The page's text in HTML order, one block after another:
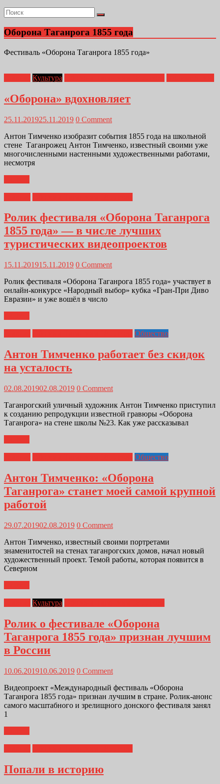
Оборона Таганрога 1855 года
Фестиваль «Оборона Таганрога 1855 года»
Культура
«Оборона» вдохновляет
25.11.201925.11.2019 0 Comment
Антон Тимченко изобразит события 1855 года на школьной
стене Таганрожец Антон Тимченко, известный своими уже
многочисленными настенными художественными работами,
несмотря
Ролик фестиваля «Оборона Таганрога
1855 года» — в числе лучших
туристических видеопроектов
15.11.201915.11.2019 0 Comment
Ролик фестиваля «Оборона Таганрога 1855 года» участвует в
онлайн-конкурсе «Народный выбор» кубка «Гран-При Диво
Евразии» и уже вошёл в число
Общество
Антон Тимченко работает без скидок
на усталость
02.08.201902.08.2019 0 Comment
Таганрогский уличный художник Антон Тимченко приступил
к созданию репродукции известной гравюры «Оборона
Таганрога» на стене школы №23. Как уже рассказывал
Общество
Антон Тимченко: «Оборона
Таганрога» станет моей самой крупной
работой
29.07.201902.08.2019 0 Comment
Антон Тимченко, известный своими портретами
знаменитостей на стенах таганрогских домов, начал новый
художественный проект. Темой работы, которая появится в
Северном
Культура
Ролик о фестивале «Оборона
Таганрога 1855 года» признан лучшим
в России
10.06.201910.06.2019 0 Comment
Видеопроект «Международный фестиваль «Оборона
Таганрога 1855 года» признан лучшим в стране. Ролик-анонс
самого масштабного и зрелищного донского фестиваля занял
1
Попали в историю